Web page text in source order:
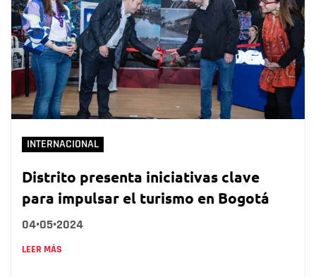
INTERNACIONAL
Distrito presenta iniciativas clave
para impulsar el turismo en Bogotá
04•05•2024
LEER MÁS